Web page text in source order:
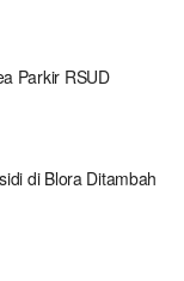
Parkir RSUD
di Blora Ditambah